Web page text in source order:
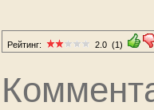
Рейтинг: 2.0 (1)